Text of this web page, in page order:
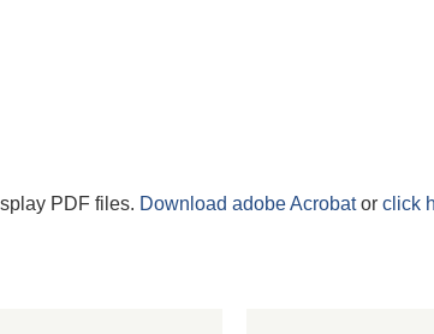
PDF files. Download adobe Acrobator click